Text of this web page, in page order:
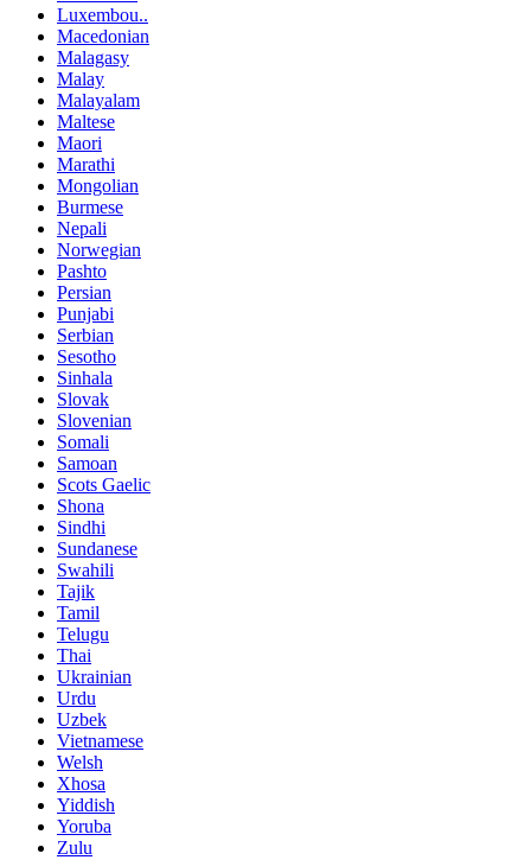
Luxembou..
Macedonian
Malagasy
Malay
Malayalam
Maltese
Maori
Marathi
Mongolian
Burmese
Nepali
Norwegian
Pashto
Persian
Punjabi
Serbian
Sesotho
Sinhala
Slovak
Slovenian
Somali
Samoan
Scots Gaelic
Shona
Sindhi
Sundanese
Swahili
Tajik
Tamil
Telugu
Thai
Ukrainian
Urdu
Uzbek
Vietnamese
Welsh
Xhosa
Yiddish
Yoruba
Zulu